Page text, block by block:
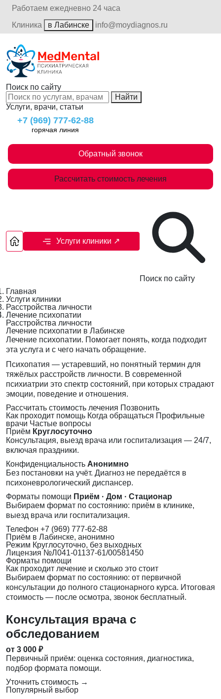
Работаем ежедневно 24 часа
Клиника
в Лабинске info@moydiagnos.ru
Поиск по сайту
Найти
Услуги, врачи, статьи
+7 (969) 777-62-88
горячая линия
Обратный звонок
Рассчитать стоимость лечения
Услуги клиники ↗
Поиск по сайту
Главная
Услуги клиники
Расстройства личности
Лечение психопатии
Расстройства личности
Лечение психопатии в Лабинске
Лечение психопатии. Помогает понять, когда подходит
эта услуга и с чего начать обращение.
Психопатия — устаревший, но понятный термин для
тяжёлых расстройств личности. В современной
психиатрии это спектр состояний, при которых страдают
эмоции, поведение и отношения.
Рассчитать стоимость лечения Позвонить
Как проходит помощь Когда обращаться Профильные
врачи Частые вопросы
Приём Круглосуточно
Консультация, выезд врача или госпитализация — 24/7,
включая праздники.
Конфиденциальность Анонимно
Без постановки на учёт. Диагноз не передаётся в
психоневрологический диспансер.
Форматы помощи Приём · Дом · Стационар
Выбираем формат по состоянию: приём в клинике,
выезд врача или госпитализация.
Телефон +7 (969) 777-62-88
Приём в Лабинске, анонимно
Режим Круглосуточно, без выходных
Лицензия №Л041-01137-61/00581450
Форматы помощи
Как проходит лечение и сколько это стоит
Выбираем формат по состоянию: от первичной
консультации до полного стационарного курса. Итоговая
стоимость — после осмотра, звонок бесплатный.
Консультация врача с
обследованием
от 3 000 ₽
Первичный приём: оценка состояния, диагностика,
подбор формата помощи.
Уточнить стоимость →
Популярный выбор